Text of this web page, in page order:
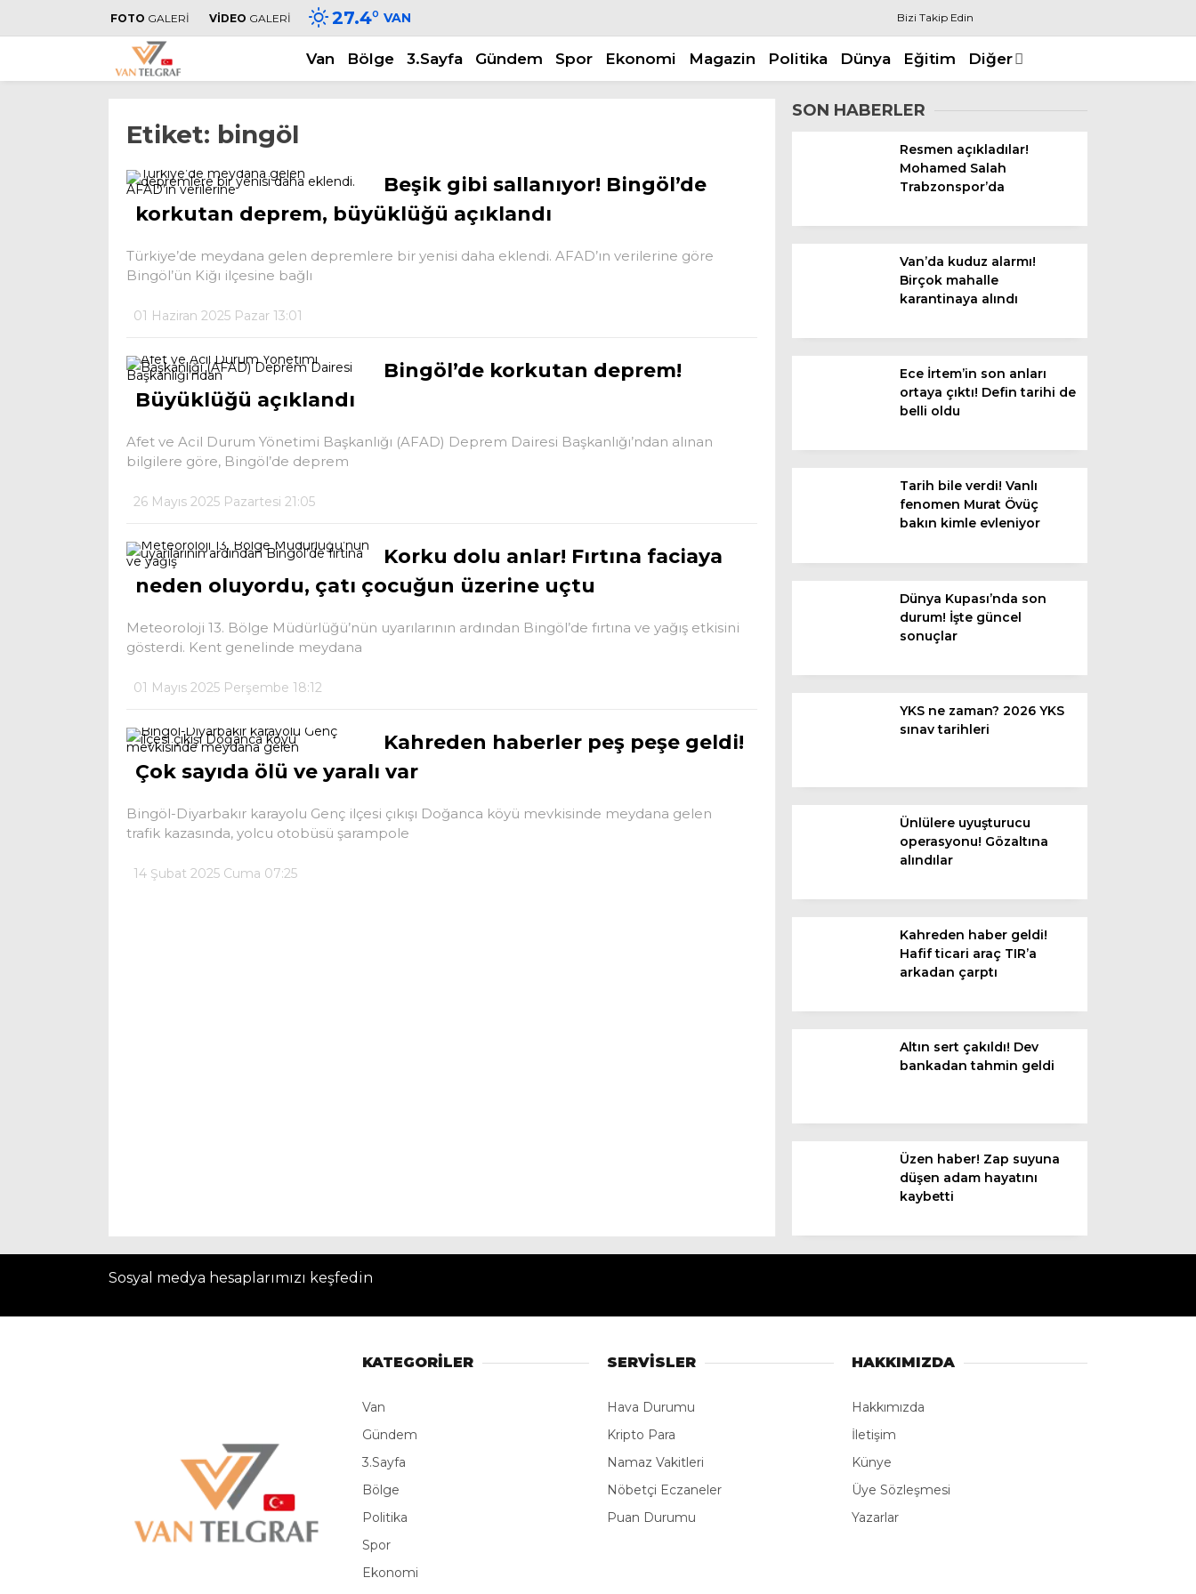
Bölge
3.Sayfa
Ekonomi
WhatsApp İhbar
Instagram
FOTO GALERİ VİDEO GALERİ 27.4° VAN Bizi Takip Edin
Van Bölge 3.Sayfa Gündem Spor Ekonomi Magazin Politika Dünya Eğitim Diğer
Etiket: bingöl
Beşik gibi sallanıyor! Bingöl’de
korkutan deprem, büyüklüğü açıklandı
Türkiye’de meydana gelen depremlere bir yenisi daha eklendi. AFAD’ın verilerine göre
Bingöl’ün Kiğı ilçesine bağlı
01 Haziran 2025 Pazar 13:01
Bingöl’de korkutan deprem!
Büyüklüğü açıklandı
Afet ve Acil Durum Yönetimi Başkanlığı (AFAD) Deprem Dairesi Başkanlığı’ndan alınan
bilgilere göre, Bingöl’de deprem
26 Mayıs 2025 Pazartesi 21:05
Korku dolu anlar! Fırtına faciaya
neden oluyordu, çatı çocuğun üzerine uçtu
Meteoroloji 13. Bölge Müdürlüğü’nün uyarılarının ardından Bingöl’de fırtına ve yağış etkisini
gösterdi. Kent genelinde meydana
01 Mayıs 2025 Perşembe 18:12
Kahreden haberler peş peşe geldi!
Çok sayıda ölü ve yaralı var
Bingöl-Diyarbakır karayolu Genç ilçesi çıkışı Doğanca köyü mevkisinde meydana gelen
trafik kazasında, yolcu otobüsü şarampole
14 Şubat 2025 Cuma 07:25
SON HABERLER
Resmen açıkladılar!
Mohamed Salah
Trabzonspor’da
Van’da kuduz alarmı!
Birçok mahalle
karantinaya alındı
Ece İrtem’in son anları
ortaya çıktı! Defin tarihi de
belli oldu
Tarih bile verdi! Vanlı
fenomen Murat Övüç
bakın kimle evleniyor
Dünya Kupası’nda son
durum! İşte güncel
sonuçlar
YKS ne zaman? 2026 YKS
sınav tarihleri
Ünlülere uyuşturucu
operasyonu! Gözaltına
alındılar
Kahreden haber geldi!
Hafif ticari araç TIR’a
arkadan çarptı
Altın sert çakıldı! Dev
bankadan tahmin geldi
Üzen haber! Zap suyuna
düşen adam hayatını
kaybetti
Sosyal medya hesaplarımızı keşfedin
KATEGORİLER
Van
Gündem
3.Sayfa
Bölge
Politika
Spor
Ekonomi
SERVİSLER
Hava Durumu
Kripto Para
Namaz Vakitleri
Nöbetçi Eczaneler
Puan Durumu
HAKKIMIZDA
Hakkımızda
İletişim
Künye
Üye Sözleşmesi
Yazarlar